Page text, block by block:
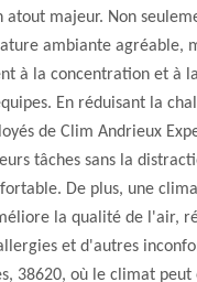
atout majeur. Non
ambiante agréable,
à la concentration et à la
En réduisant la
de Clim Andrieux
tâches sans la
De plus, une
la qualité de l'air,
et d'autres
38620, où le climat peut